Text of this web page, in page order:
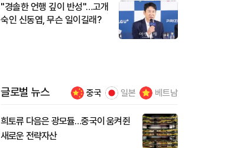
"경솔한 언행 깊이 반성"…고개
숙인 신동엽, 무슨 일이길래?
글로벌 뉴스 중국 일본 베트남
희토류 다음은 광모듈…중국이 움켜쥔
새로운 전략자산